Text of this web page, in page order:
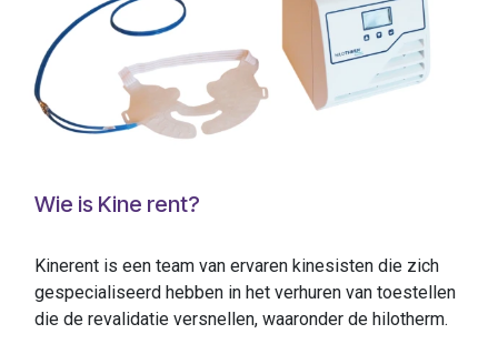
Wie is Kine rent?
Kinerent is een team van ervaren kinesisten die zich
gespecialiseerd hebben in het verhuren van toestellen
die de revalidatie versnellen, waaronder de hilotherm.